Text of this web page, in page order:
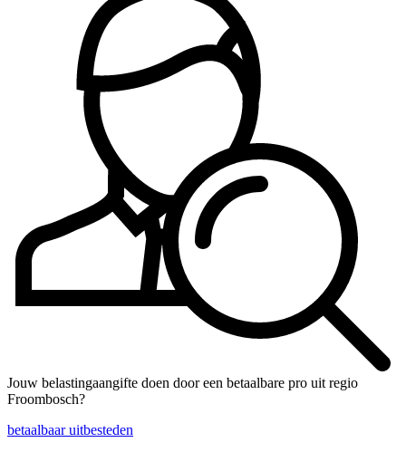
Jouw belastingaangifte doen door een betaalbare pro uit regio
Froombosch?
betaalbaar uitbesteden